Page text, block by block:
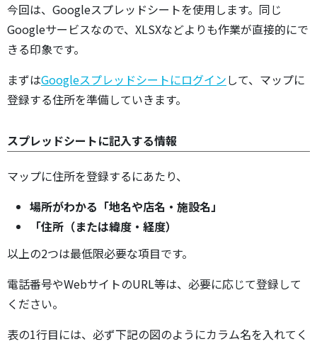
今回は、Googleスプレッドシートを使用します。同じ
Googleサービスなので、XLSXなどよりも作業が直接的にで
きる印象です。
まずはGoogleスプレッドシートにログインして、マップに
登録する住所を準備していきます。
スプレッドシートに記入する情報
マップに住所を登録するにあたり、
場所がわかる「地名や店名・施設名」
「住所（または緯度・経度）
以上の2つは最低限必要な項目です。
電話番号やWebサイトのURL等は、必要に応じて登録して
ください。
表の1行目には、必ず下記の図のようにカラム名を入れてく